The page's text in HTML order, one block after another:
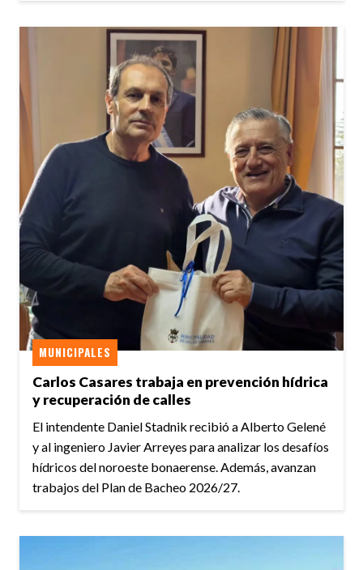
Carlos Casares trabaja en prevención hídrica
y recuperación de calles
MUNICIPALES
El intendente Daniel Stadnik recibió a Alberto Gelené
y al ingeniero Javier Arreyes para analizar los desafíos
hídricos del noroeste bonaerense. Además, avanzan
trabajos del Plan de Bacheo 2026/27.